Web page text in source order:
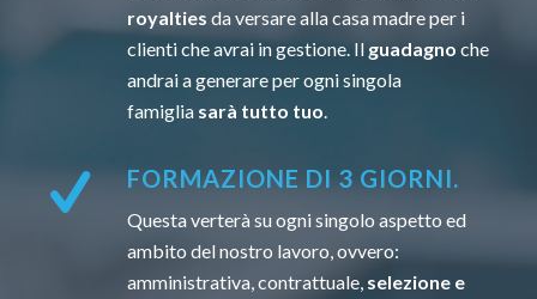
royalties da versare alla casa madre per i
clienti che avrai in gestione. Il guadagno che
andrai a generare per ogni singola
famiglia sarà tutto tuo.
FORMAZIONE DI 3 GIORNI.
Questa verterà su ogni singolo aspetto ed
ambito del nostro lavoro, ovvero:
amministrativa, contrattuale, selezione e